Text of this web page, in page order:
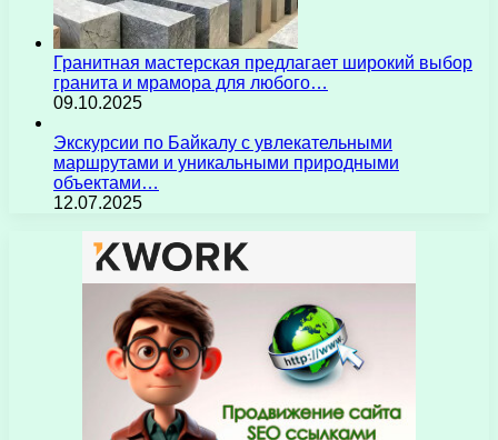
Гранитная мастерская предлагает широкий выбор
гранита и мрамора для любого…
09.10.2025
Экскурсии по Байкалу с увлекательными
маршрутами и уникальными природными
объектами…
12.07.2025